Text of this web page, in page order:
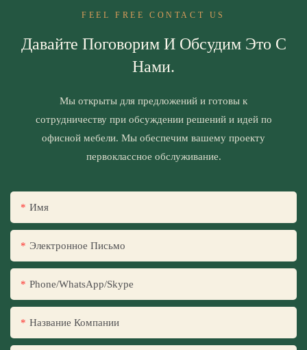
FEEL FREE CONTACT US
Давайте Поговорим И Обсудим Это С
Нами.
Мы открыты для предложений и готовы к
сотрудничеству при обсуждении решений и идей по
офисной мебели. Мы обеспечим вашему проекту
первоклассное обслуживание.
Имя
Электронное Письмо
Phone/WhatsApp/Skype
Название Компании